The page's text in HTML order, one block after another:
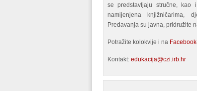
se predstavljaju stručne, kao
namijenjena knjižničarima,
Predavanja su javna, pridružite
Potražite kolokvije i na
Kontakt: edukacija@czi.irb.hr